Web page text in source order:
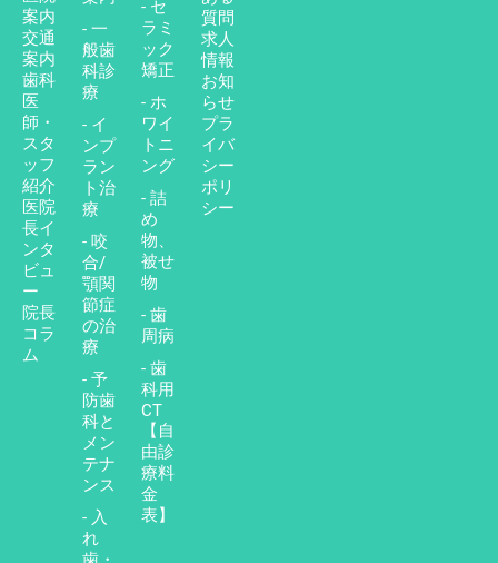
案内
交通
案内
歯科
医
師・
スタ
ッフ
紹介
医院
長イ
ンタ
ビュ
ー
院長
コラ
ム
- 一
般歯
科診
療
- イ
ンプ
ラン
ト治
療
- 咬
合/
顎関
節症
の治
療
- 予
防歯
科と
メン
テナ
ンス
- 入
れ
- セ
ラミ
ック
矯正
- ホ
ワイ
トニ
ング
- 詰
め
物、
被せ
物
- 歯
周病
- 歯
科用
CT
【自
由診
療料
金
表】
質問
求人
情報
お知
らせ
プラ
イバ
シー
ポリ
シー